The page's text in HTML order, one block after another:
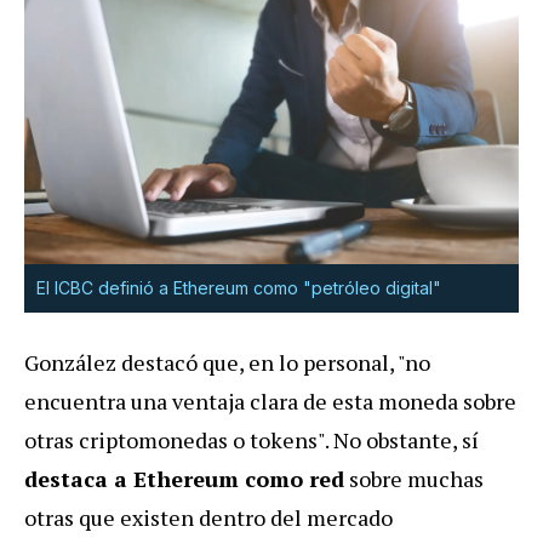
El ICBC definió a Ethereum como "petróleo digital"
González destacó que, en lo personal, "no
encuentra una ventaja clara de esta moneda sobre
otras criptomonedas o tokens". No obstante, sí
destaca a Ethereum como red sobre muchas
otras que existen dentro del mercado